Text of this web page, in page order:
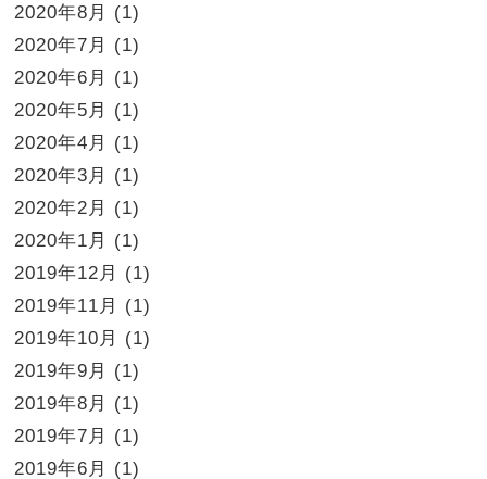
2020年8月
(1)
2020年7月
(1)
2020年6月
(1)
2020年5月
(1)
2020年4月
(1)
2020年3月
(1)
2020年2月
(1)
2020年1月
(1)
2019年12月
(1)
2019年11月
(1)
2019年10月
(1)
2019年9月
(1)
2019年8月
(1)
2019年7月
(1)
2019年6月
(1)